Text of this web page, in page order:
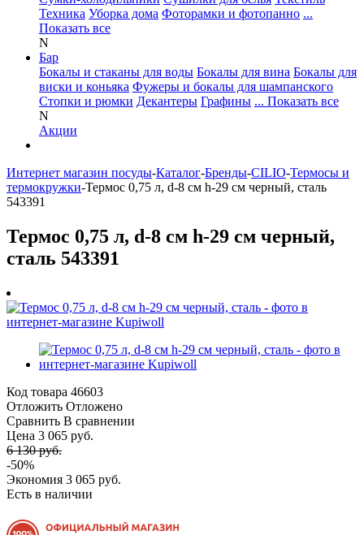
Техника Уборка дома Фоторамки и фотопанно ...
Показать все
N
Бар
Бокалы и стаканы для воды Бокалы для вина Бокалы для
виски и коньяка Фужеры и бокалы для шампанского
Стопки и рюмки Декантеры Графины ... Показать все
N
Акции
Интернет магазин посуды-Каталог-Бренды-CILIO-Термосы и
термокружки-Термос 0,75 л, d-8 см h-29 см черный, сталь
543391
Термос 0,75 л, d-8 см h-29 см черный,
сталь 543391
Код товара 46603
Отложить Отложено
Сравнить В сравнении
Цена 3 065 руб.
6 130 руб.
-50%
Экономия 3 065 руб.
Есть в наличии